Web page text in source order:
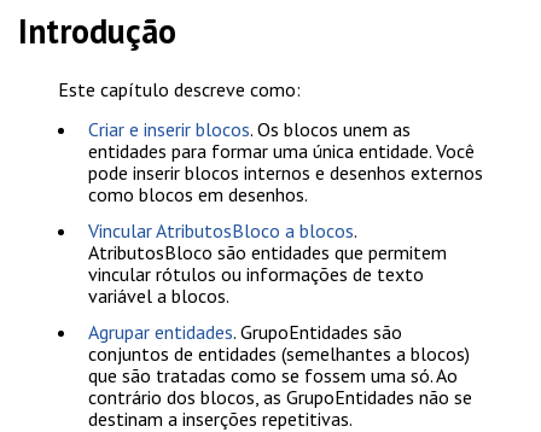
Introdução
Este capítulo descreve como:
Criar e inserir blocos. Os blocos unem as
entidades para formar uma única entidade. Você
pode inserir blocos internos e desenhos externos
como blocos em desenhos.
Vincular AtributosBloco a blocos.
AtributosBloco são entidades que permitem
vincular rótulos ou informações de texto
variável a blocos.
Agrupar entidades. GrupoEntidades são
conjuntos de entidades (semelhantes a blocos)
que são tratadas como se fossem uma só. Ao
contrário dos blocos, as GrupoEntidades não se
destinam a inserções repetitivas.